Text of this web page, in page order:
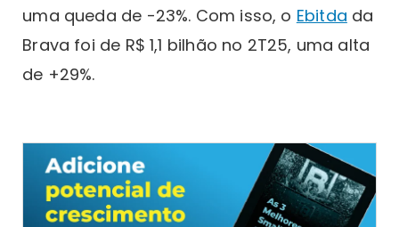
uma queda de -23%. Com isso, o Ebitda da
Brava foi de R$ 1,1 bilhão no 2T25, uma alta
de +29%.